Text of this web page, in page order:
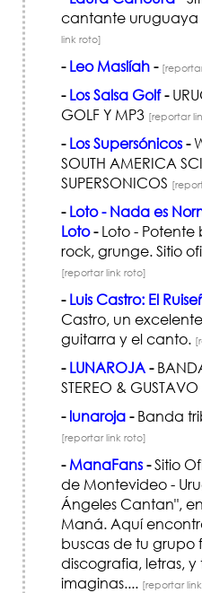
cantante uruguaya
link roto]
- Leo Maslíah-
- Los Salsa Golf-
GOLF Y MP3 [reportar
- Los Supersónicos-
SOUTH AMERICA
SUPERSONICOS
- Loto - Nada es
Loto-Loto -
rock, grunge. Sitio
[reportar link roto]
- Luis Castro: El
Castro, un
guitarra y el canto.
- LUNAROJA-
STEREO & GUSTAVO
- lunaroja-Banda
[reportar link roto]
- ManaFans-Sitio
de Montevideo -
Ángeles Cantan",
Maná. Aquí
buscas de tu grupo
discografia, letras,
imaginas.... [reportar